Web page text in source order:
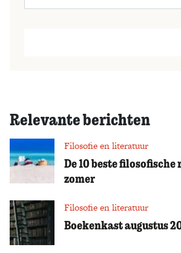
Relevante berichten
Filosofie en literatuur
De 10 beste filosofische
zomer
Filosofie en literatuur
Boekenkast augustus